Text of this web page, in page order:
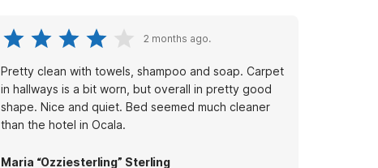
2 months ago.
Pretty clean with towels, shampoo and soap. Carpet
in hallways is a bit worn, but overall in pretty good
shape. Nice and quiet. Bed seemed much cleaner
than the hotel in Ocala.
Maria “Ozziesterling” Sterling